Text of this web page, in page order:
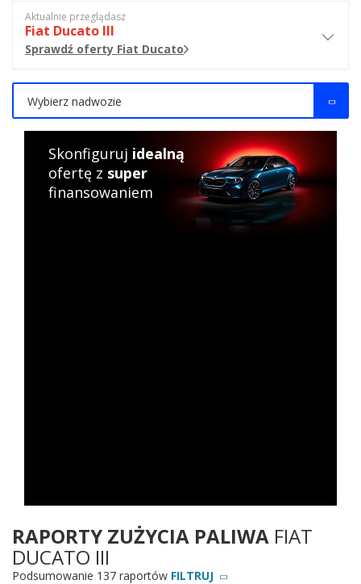
RAPORTY ZUŻYCIA PALIWA FIAT
DUCATO III
Podsumowanie 137 raportów FILTRUJ
Aktualnie przeglądasz
Fiat Ducato III
Sprawdź oferty Fiat Ducato
Wybierz nadwozie
Skonfiguruj idealną
ofertę z super
finansowaniem